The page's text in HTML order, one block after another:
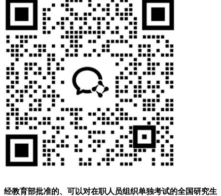
经教育部批准的、可以对在职人员组织单独考试的全国研究生